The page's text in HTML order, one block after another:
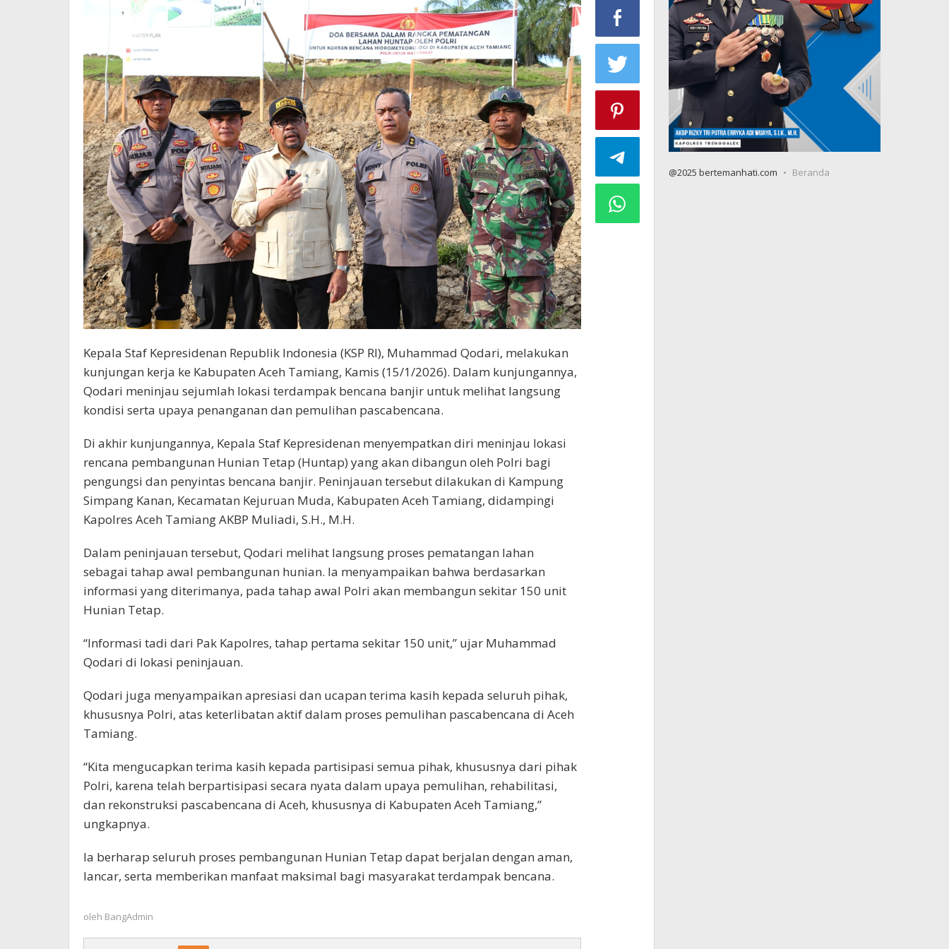
Kepala Staf Kepresidenan Republik Indonesia (KSP RI), Muhammad Qodari, melakukan
kunjungan kerja ke Kabupaten Aceh Tamiang, Kamis (15/1/2026). Dalam kunjungannya,
Qodari meninjau sejumlah lokasi terdampak bencana banjir untuk melihat langsung
kondisi serta upaya penanganan dan pemulihan pascabencana.
Di akhir kunjungannya, Kepala Staf Kepresidenan menyempatkan diri meninjau lokasi
rencana pembangunan Hunian Tetap (Huntap) yang akan dibangun oleh Polri bagi
pengungsi dan penyintas bencana banjir. Peninjauan tersebut dilakukan di Kampung
Simpang Kanan, Kecamatan Kejuruan Muda, Kabupaten Aceh Tamiang, didampingi
Kapolres Aceh Tamiang AKBP Muliadi, S.H., M.H.
Dalam peninjauan tersebut, Qodari melihat langsung proses pematangan lahan
sebagai tahap awal pembangunan hunian. Ia menyampaikan bahwa berdasarkan
informasi yang diterimanya, pada tahap awal Polri akan membangun sekitar 150 unit
Hunian Tetap.
“Informasi tadi dari Pak Kapolres, tahap pertama sekitar 150 unit,” ujar Muhammad
Qodari di lokasi peninjauan.
Qodari juga menyampaikan apresiasi dan ucapan terima kasih kepada seluruh pihak,
khususnya Polri, atas keterlibatan aktif dalam proses pemulihan pascabencana di Aceh
Tamiang.
“Kita mengucapkan terima kasih kepada partisipasi semua pihak, khususnya dari pihak
Polri, karena telah berpartisipasi secara nyata dalam upaya pemulihan, rehabilitasi,
dan rekonstruksi pascabencana di Aceh, khususnya di Kabupaten Aceh Tamiang,”
ungkapnya.
Ia berharap seluruh proses pembangunan Hunian Tetap dapat berjalan dengan aman,
lancar, serta memberikan manfaat maksimal bagi masyarakat terdampak bencana.
oleh BangAdmin
@2025 bertemanhati.com Beranda